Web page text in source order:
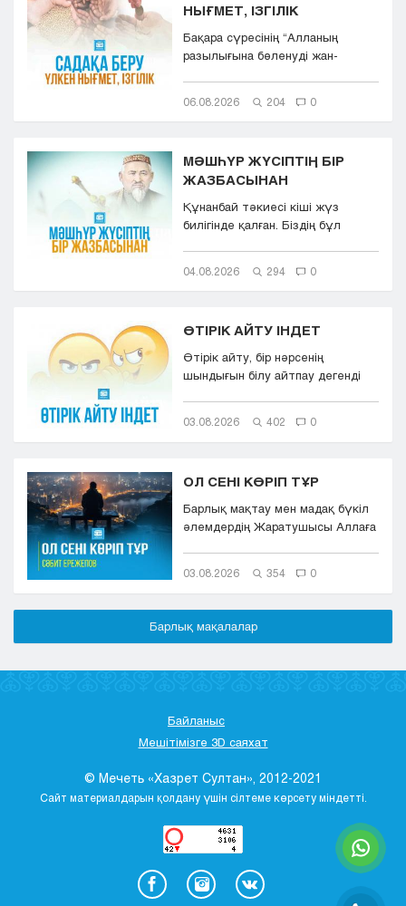
НЫҒМЕТ, ІЗГІЛІК
Бақара сүресінің “Aлланың
разылығына бөленуді жан-
06.08.2026 204 0
МӘШҺҮР ЖҮСІПТІҢ БІР
ЖАЗБАСЫНАН
Құнанбай тәкиесі кіші жүз
билігінде қалған. Біздің бұл
04.08.2026 294 0
ӨТІРІК АЙТУ ІНДЕТ
Өтірік айту, бір нәрсенің
шындығын білу айтпау дегенді
03.08.2026 402 0
ОЛ СЕНІ КӨРІП ТҰР
Барлық мақтау мен мадақ бүкіл
әлемдердің Жаратушысы Аллаға
03.08.2026 354 0
Барлық мақалалар
Байланыс
Мешітімізге 3D саяхат
© Мечеть «Хазрет Султан», 2012-2021
Сайт материалдарын қолдану үшін сілтеме көрсету міндетті.